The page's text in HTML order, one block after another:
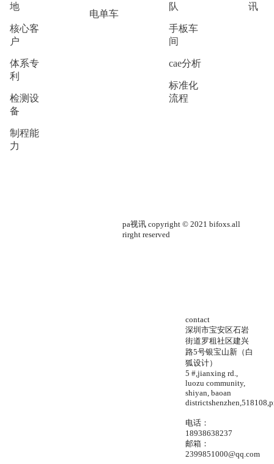
地
核心客
户
体系专
利
检测设
备
制程能
力
电单车
队
手板车
间
cae分析
标准化
流程
讯
pa视讯 copyright © 2021 bifoxs.all
rirght reserved
contact
深圳市宝安区石岩
街道罗租社区建兴
路5号银宝山新（白
狐设计）
5 #,jianxing rd.,
luozu community,
shiyan, baoan
电话：
18938638237
邮箱：
2399851000@qq.com